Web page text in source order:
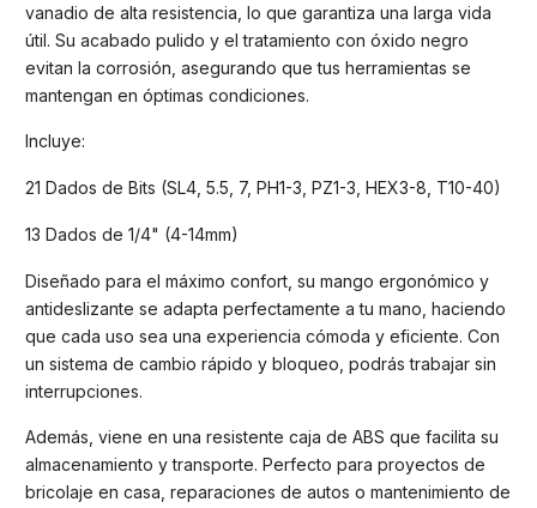
vanadio de alta resistencia, lo que garantiza una larga vida
útil. Su acabado pulido y el tratamiento con óxido negro
evitan la corrosión, asegurando que tus herramientas se
mantengan en óptimas condiciones.
Incluye:
21 Dados de Bits (SL4, 5.5, 7, PH1-3, PZ1-3, HEX3-8, T10-40)
13 Dados de 1/4" (4-14mm)
Diseñado para el máximo confort, su mango ergonómico y
antideslizante se adapta perfectamente a tu mano, haciendo
que cada uso sea una experiencia cómoda y eficiente. Con
un sistema de cambio rápido y bloqueo, podrás trabajar sin
interrupciones.
Además, viene en una resistente caja de ABS que facilita su
almacenamiento y transporte. Perfecto para proyectos de
bricolaje en casa, reparaciones de autos o mantenimiento de